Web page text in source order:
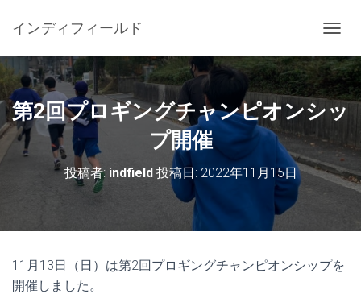
インディフィールド
ビ
ゲ
ー
シ
ョ
切
り
第2回プロギングチャンピオンシッ
プ開催
投稿者: indfield投稿日: 2022年11月15日
11月13日（日）は第2回プロギングチャンピオンシップを
開催しました。